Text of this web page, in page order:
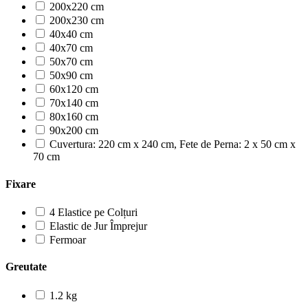
200x220 cm
200x230 cm
40x40 cm
40x70 cm
50x70 cm
50x90 cm
60x120 cm
70x140 cm
80x160 cm
90x200 cm
Cuvertura: 220 cm x 240 cm, Fete de Perna: 2 x 50 cm x
70 cm
Fixare
4 Elastice pe Colțuri
Elastic de Jur Împrejur
Fermoar
Greutate
1.2 kg